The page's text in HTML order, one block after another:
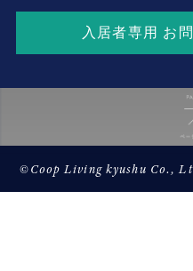
入居者専用 お
©Coop Living kyushu Co.,